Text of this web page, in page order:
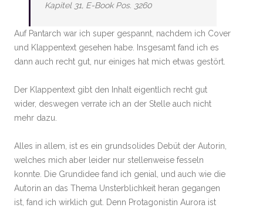
Kapitel 31, E-Book Pos. 3260
Auf Pantarch war ich super gespannt, nachdem ich Cover
und Klappentext gesehen habe. Insgesamt fand ich es
dann auch recht gut, nur einiges hat mich etwas gestört.
Der Klappentext gibt den Inhalt eigentlich recht gut
wider, deswegen verrate ich an der Stelle auch nicht
mehr dazu.
Alles in allem, ist es ein grundsolides Debüt der Autorin,
welches mich aber leider nur stellenweise fesseln
konnte. Die Grundidee fand ich genial, und auch wie die
Autorin an das Thema Unsterblichkeit heran gegangen
ist, fand ich wirklich gut. Denn Protagonistin Aurora ist